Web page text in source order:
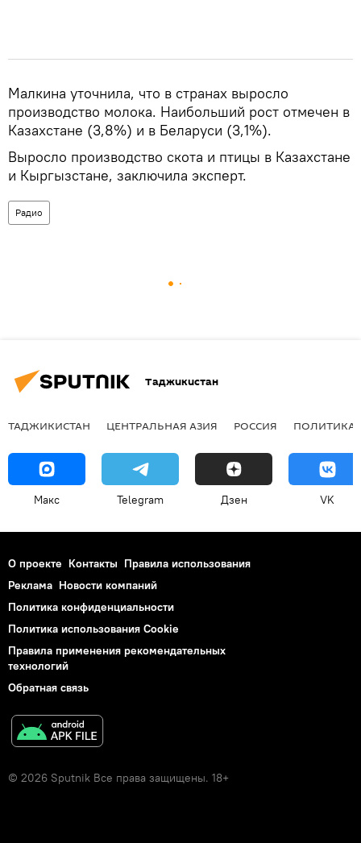
Малкина уточнила, что в странах выросло
производство молока. Наибольший рост отмечен в
Казахстане (3,8%) и в Беларуси (3,1%).
Выросло производство скота и птицы в Казахстане
и Кыргызстане, заключила эксперт.
Радио
Таджикистан
ТАДЖИКИСТАН ЦЕНТРАЛЬНАЯ АЗИЯ РОССИЯ ПОЛИТИКА
Макс Telegram Дзен VK
О проекте Контакты Правила использования
Реклама Новости компаний
Политика конфиденциальности
Политика использования Cookie
Правила применения рекомендательных
технологий
Обратная связь
© 2026 Sputnik Все права защищены. 18+